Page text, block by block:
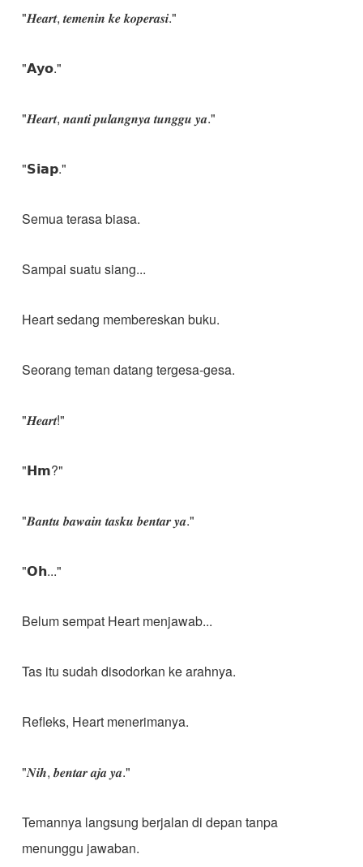
"𝑯𝒆𝒂𝒓𝒕, 𝒕𝒆𝒎𝒆𝒏𝒊𝒏 𝒌𝒆 𝒌𝒐𝒑𝒆𝒓𝒂𝒔𝒊."
"𝗔𝘆𝗼."
"𝑯𝒆𝒂𝒓𝒕, 𝒏𝒂𝒏𝒕𝒊 𝒑𝒖𝒍𝒂𝒏𝒈𝒏𝒚𝒂 𝒕𝒖𝒏𝒈𝒈𝒖 𝒚𝒂."
"𝗦𝗶𝗮𝗽."
Semua terasa biasa.
Sampai suatu siang...
Heart sedang membereskan buku.
Seorang teman datang tergesa-gesa.
"𝑯𝒆𝒂𝒓𝒕!"
"𝗛𝗺?"
"𝑩𝒂𝒏𝒕𝒖 𝒃𝒂𝒘𝒂𝒊𝒏 𝒕𝒂𝒔𝒌𝒖 𝒃𝒆𝒏𝒕𝒂𝒓 𝒚𝒂."
"𝗢𝗵..."
Belum sempat Heart menjawab...
Tas itu sudah disodorkan ke arahnya.
Refleks, Heart menerimanya.
"𝑵𝒊𝒉, 𝒃𝒆𝒏𝒕𝒂𝒓 𝒂𝒋𝒂 𝒚𝒂."
Temannya langsung berjalan di depan tanpa
menunggu jawaban.